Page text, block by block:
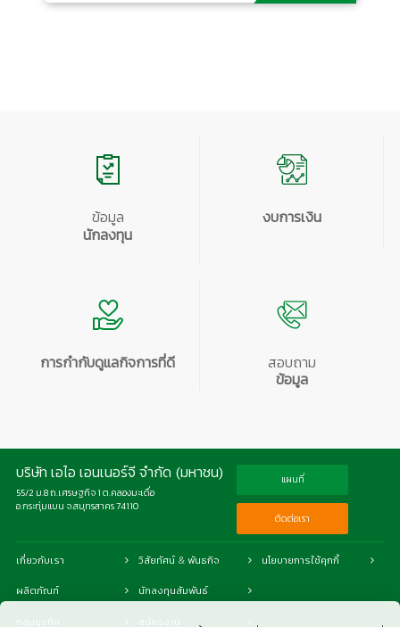
ข้อมูล
นักลงทุน
งบการเงิน
การกำกับดูแลกิจการที่ดี
สอบถาม
ข้อมูล
บริษัท เอไอ เอนเนอร์จี จำกัด (มหาชน)
55/2 ม.8 ถ.เศรษฐกิจ 1 ต.คลองมะเดื่อ
อ.กระทุ่มแบน จ.สมุทรสาคร 74110
แผนที่
ติดต่อเรา
เกี่ยวกับเรา วิสัยทัศน์ & พันธกิจ นโยบายการใช้คุกกี้
ผลิตภัณฑ์ นักลงทุนสัมพันธ์
กลุ่มธุรกิจ สมัครงาน